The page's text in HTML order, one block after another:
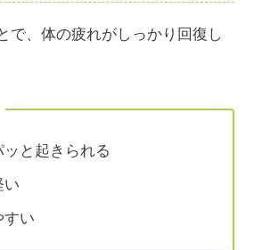
で、体の疲れがしっかり回復し
と起きられる
い
すい